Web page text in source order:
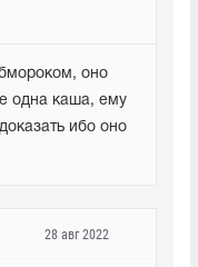
оно
одна каша, ему
ибо оно
28 авг 2022